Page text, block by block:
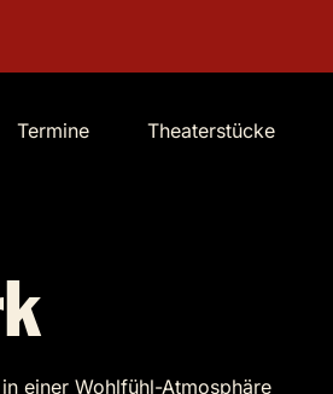
Termine Theaterstücke
einer Wohlfühl-Atmosphäre